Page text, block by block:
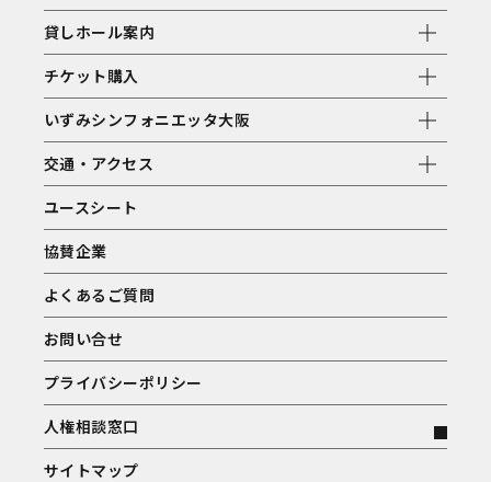
貸しホール案内
チケット購入
いずみシンフォニエッタ大阪
交通・アクセス
ユースシート
協賛企業
よくあるご質問
お問い合せ
プライバシーポリシー
人権相談窓口
サイトマップ